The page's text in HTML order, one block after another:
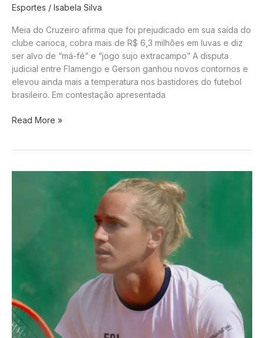
Esportes / Isabela Silva
Meia do Cruzeiro afirma que foi prejudicado em sua saída do
clube carioca, cobra mais de R$ 6,3 milhões em luvas e diz
ser alvo de “má-fé” e “jogo sujo extracampo” A disputa
judicial entre Flamengo e Gerson ganhou novos contornos e
elevou ainda mais a temperatura nos bastidores do futebol
brasileiro. Em contestação apresentada
Defesa
o
e
de
ação
milionária
Read More »